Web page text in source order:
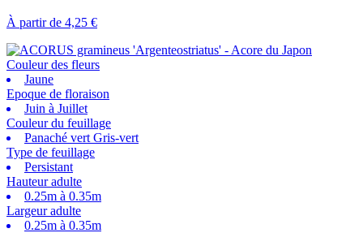
À partir de 4,25 €
Couleur des fleurs
Jaune
Epoque de floraison
Juin à Juillet
Couleur du feuillage
Panaché vert Gris-vert
Type de feuillage
Persistant
Hauteur adulte
0.25m à 0.35m
Largeur adulte
0.25m à 0.35m